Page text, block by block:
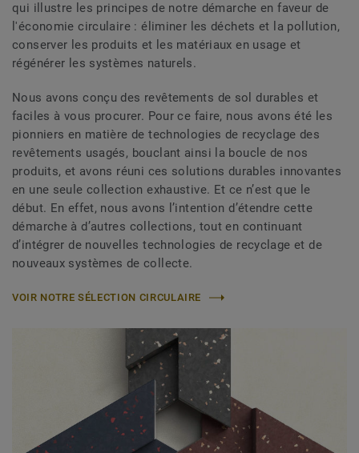
qui illustre les principes de notre démarche en faveur de
l'économie circulaire : éliminer les déchets et la pollution,
conserver les produits et les matériaux en usage et
régénérer les systèmes naturels.
Nous avons conçu des revêtements de sol durables et
faciles à vous procurer. Pour ce faire, nous avons été les
pionniers en matière de technologies de recyclage des
revêtements usagés, bouclant ainsi la boucle de nos
produits, et avons réuni ces solutions durables innovantes
en une seule collection exhaustive. Et ce n’est que le
début. En effet, nous avons l’intention d’étendre cette
démarche à d’autres collections, tout en continuant
d’intégrer de nouvelles technologies de recyclage et de
nouveaux systèmes de collecte.
VOIR NOTRE SÉLECTION CIRCULAIRE